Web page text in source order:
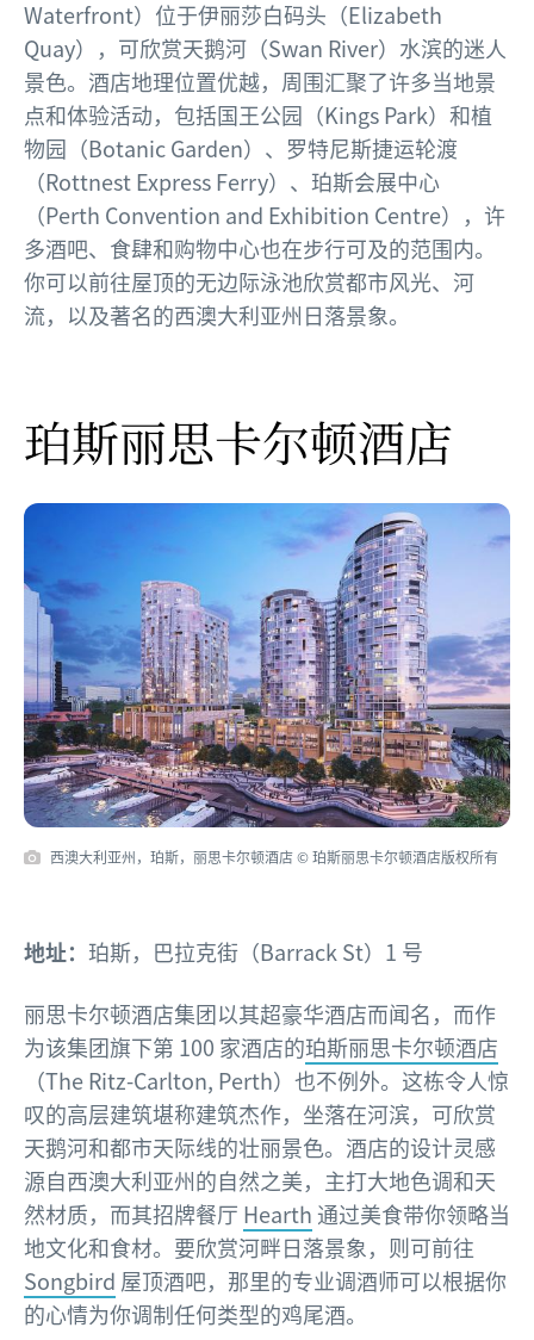
Waterfront）位于伊丽莎白码头（Elizabeth
Quay），可欣赏天鹅河（Swan River）水滨的迷人
景色。酒店地理位置优越，周围汇聚了许多当地景
点和体验活动，包括国王公园（Kings Park）和植
物园（Botanic Garden）、罗特尼斯捷运轮渡
（Rottnest Express Ferry）、珀斯会展中心
（Perth Convention and Exhibition Centre），许
多酒吧、食肆和购物中心也在步行可及的范围内。
你可以前往屋顶的无边际泳池欣赏都市风光、河
流，以及著名的西澳大利亚州日落景象。
珀斯丽思卡尔顿酒店
西澳大利亚州，珀斯，丽思卡尔顿酒店 © 珀斯丽思卡尔顿酒店版权所有
地址： 珀斯，巴拉克街（Barrack St）1 号
丽思卡尔顿酒店集团以其超豪华酒店而闻名，而作
为该集团旗下第 100 家酒店的珀斯丽思卡尔顿酒店
（The Ritz-Carlton, Perth）也不例外。这栋令人惊
叹的高层建筑堪称建筑杰作，坐落在河滨，可欣赏
天鹅河和都市天际线的壮丽景色。酒店的设计灵感
源自西澳大利亚州的自然之美，主打大地色调和天
然材质，而其招牌餐厅 Hearth通过美食带你领略当
地文化和食材。要欣赏河畔日落景象，则可前往
Songbird 屋顶酒吧，那里的专业调酒师可以根据你
的心情为你调制任何类型的鸡尾酒。